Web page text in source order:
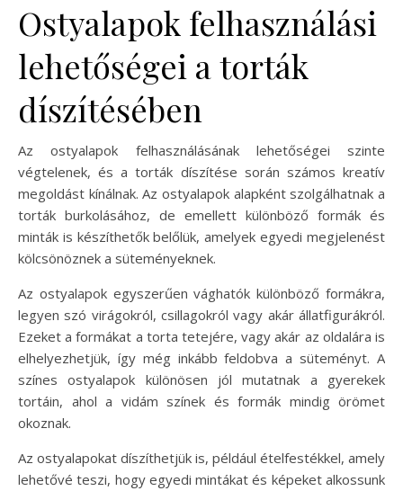
Ostyalapok felhasználási
lehetőségei a torták
díszítésében
Az ostyalapok felhasználásának lehetőségei szinte
végtelenek, és a torták díszítése során számos kreatív
megoldást kínálnak. Az ostyalapok alapként szolgálhatnak a
torták burkolásához, de emellett különböző formák és
minták is készíthetők belőlük, amelyek egyedi megjelenést
kölcsönöznek a süteményeknek.
Az ostyalapok egyszerűen vághatók különböző formákra,
legyen szó virágokról, csillagokról vagy akár állatfigurákról.
Ezeket a formákat a torta tetejére, vagy akár az oldalára is
elhelyezhetjük, így még inkább feldobva a süteményt. A
színes ostyalapok különösen jól mutatnak a gyerekek
tortáin, ahol a vidám színek és formák mindig örömet
okoznak.
Az ostyalapokat díszíthetjük is, például ételfestékkel, amely
lehetővé teszi, hogy egyedi mintákat és képeket alkossunk